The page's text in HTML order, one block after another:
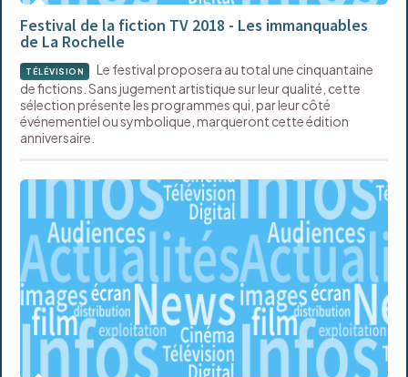
Festival de la fiction TV 2018 - Les immanquables
de La Rochelle
TÉLÉVISION
Le festival proposera au total une cinquantaine
de fictions. Sans jugement artistique sur leur qualité, cette
sélection présente les programmes qui, par leur côté
événementiel ou symbolique, marqueront cette édition
anniversaire.